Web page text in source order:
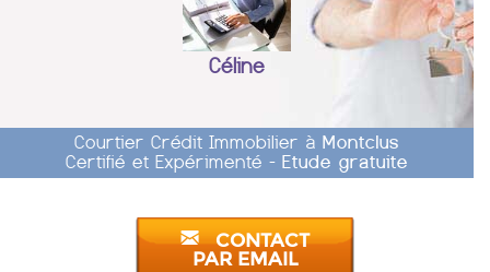
Céline
Courtier Crédit Immobilier à Montclus
Certifié et Expérimenté - Etude gratuite
CONTACT
PAR EMAIL